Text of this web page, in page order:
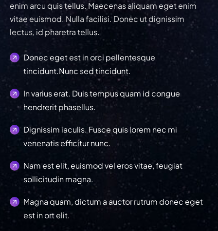
enim arcu quis tellus. Maecenas aliquam eget enim
vitae euismod. Nulla facilisi. Donec ut dignissim
lectus, id pharetra tellus.
Donec eget est in orci pellentesque
tincidunt.Nunc sed tincidunt.
In varius erat. Duis tempus quam id congue
hendrerit phasellus.
Dignissim iaculis. Fusce quis lorem nec mi
venenatis efficitur nunc.
Nam est elit, euismod vel eros vitae, feugiat
sollicitudin magna.
Magna quam, dictum a auctor rutrum donec eget
est in ort elit.